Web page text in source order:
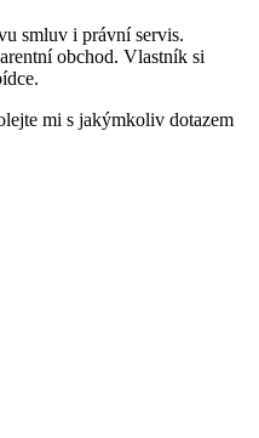
smluv i právní servis.
obchod. Vlastník si
mi s jakýmkoliv dotazem